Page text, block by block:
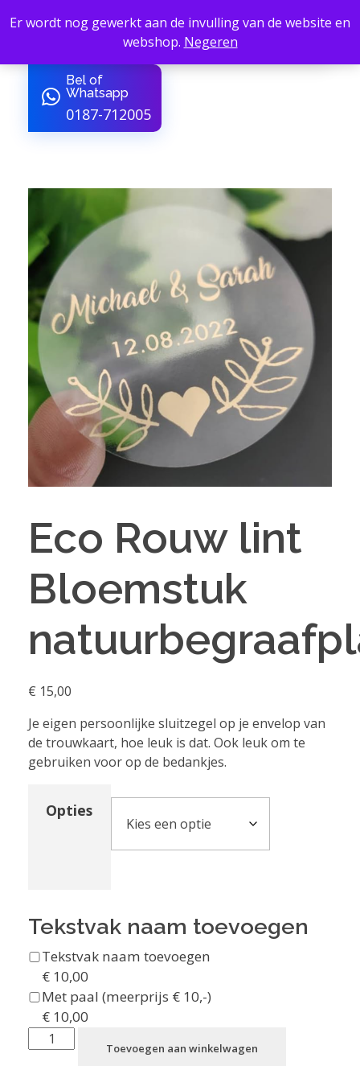
Er wordt nog gewerkt aan de invulling van de website en
webshop. Negeren
Bel of
Whatsapp
0187-712005
Eco Rouw lint
Bloemstuk
€ 15,00
Je eigen persoonlijke sluitzegel op je envelop van
de trouwkaart, hoe leuk is dat. Ook leuk om te
gebruiken voor op de bedankjes.
Opties
Tekstvak naam toevoegen
Tekstvak naam toevoegen
€10,00
Met paal (meerprijs € 10,-)
€10,00
Toevoegen aan winkelwagen